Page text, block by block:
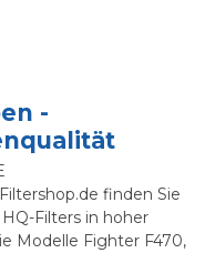
-
finden Sie
Filters in hoher
Modelle Fighter F470,